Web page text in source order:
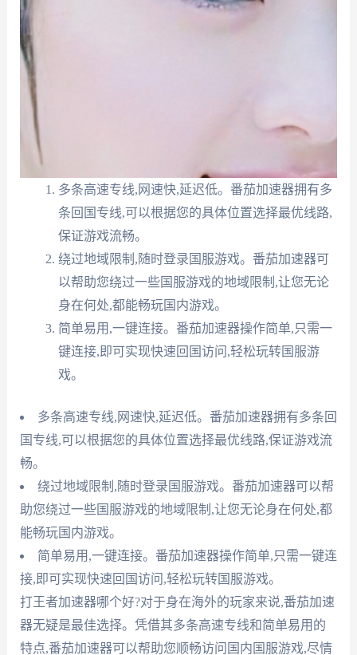
多条高速专线,网速快,延迟低。番茄加速器拥有多
条回国专线,可以根据您的具体位置选择最优线路,
保证游戏流畅。
绕过地域限制,随时登录国服游戏。番茄加速器可
以帮助您绕过一些国服游戏的地域限制,让您无论
身在何处,都能畅玩国内游戏。
简单易用,一键连接。番茄加速器操作简单,只需一
键连接,即可实现快速回国访问,轻松玩转国服游
戏。
多条高速专线,网速快,延迟低。番茄加速器拥有多条回
国专线,可以根据您的具体位置选择最优线路,保证游戏流
畅。
绕过地域限制,随时登录国服游戏。番茄加速器可以帮
助您绕过一些国服游戏的地域限制,让您无论身在何处,都
能畅玩国内游戏。
简单易用,一键连接。番茄加速器操作简单,只需一键连
接,即可实现快速回国访问,轻松玩转国服游戏。
打王者加速器哪个好?对于身在海外的玩家来说,番茄加速
器无疑是最佳选择。凭借其多条高速专线和简单易用的
特点,番茄加速器可以帮助您顺畅访问国内国服游戏,尽情